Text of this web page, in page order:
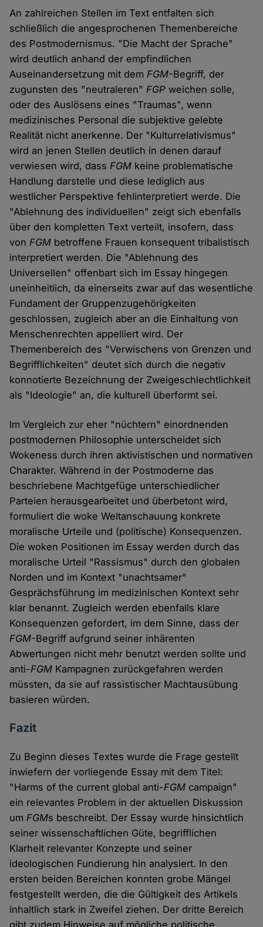
An zahlreichen Stellen im Text entfalten sich
schließlich die angesprochenen Themenbereiche
des Postmodernismus. "Die Macht der Sprache"
wird deutlich anhand der empfindlichen
Auseinandersetzung mit demFGM-Begriff, der
zugunsten des "neutraleren"FGP weichen solle,
oder des Auslösens eines "Traumas", wenn
medizinisches Personal die subjektive gelebte
Realität nicht anerkenne. Der "Kulturrelativismus"
wird an jenen Stellen deutlich in denen darauf
verwiesen wird, dass FGM keine problematische
Handlung darstelle und diese lediglich aus
westlicher Perspektive fehlinterpretiert werde. Die
"Ablehnung des individuellen" zeigt sich ebenfalls
über den kompletten Text verteilt, insofern, dass
vonFGM betroffene Frauen konsequent tribalistisch
interpretiert werden. Die "Ablehnung des
Universellen" offenbart sich im Essay hingegen
uneinheitlich, da einerseits zwar auf das wesentliche
Fundament der Gruppenzugehörigkeiten
geschlossen, zugleich aber an die Einhaltung von
Menschenrechten appelliert wird. Der
Themenbereich des "Verwischens von Grenzen und
Begrifflichkeiten" deutet sich durch die negativ
konnotierte Bezeichnung der Zweigeschlechtlichkeit
als "Ideologie" an, die kulturell überformt sei.
Im Vergleich zur eher "nüchtern" einordnenden
postmodernen Philosophie unterscheidet sich
Wokeness durch ihren aktivistischen und normativen
Charakter. Während in der Postmoderne das
beschriebene Machtgefüge unterschiedlicher
Parteien herausgearbeitet und überbetont wird,
formuliert die woke Weltanschauung konkrete
moralische Urteile und (politische) Konsequenzen.
Die woken Positionen im Essay werden durch das
moralische Urteil "Rassismus" durch den globalen
Norden und im Kontext "unachtsamer"
Gesprächsführung im medizinischen Kontext sehr
klar benannt. Zugleich werden ebenfalls klare
Konsequenzen gefordert, im dem Sinne, dass der
FGM-Begriff aufgrund seiner inhärenten
Abwertungen nicht mehr benutzt werden sollte und
anti-FGM Kampagnen zurückgefahren werden
müssten, da sie auf rassistischer Machtausübung
basieren würden.
Fazit
Zu Beginn dieses Textes wurde die Frage gestellt
inwiefern der vorliegende Essay mit dem Titel:
"Harms of the current global anti-FGM campaign"
ein relevantes Problem in der aktuellen Diskussion
umFGMs beschreibt. Der Essay wurde hinsichtlich
seiner wissenschaftlichen Güte, begrifflichen
Klarheit relevanter Konzepte und seiner
ideologischen Fundierung hin analysiert. In den
ersten beiden Bereichen konnten grobe Mängel
festgestellt werden, die die Gültigkeit des Artikels
inhaltlich stark in Zweifel ziehen. Der dritte Bereich